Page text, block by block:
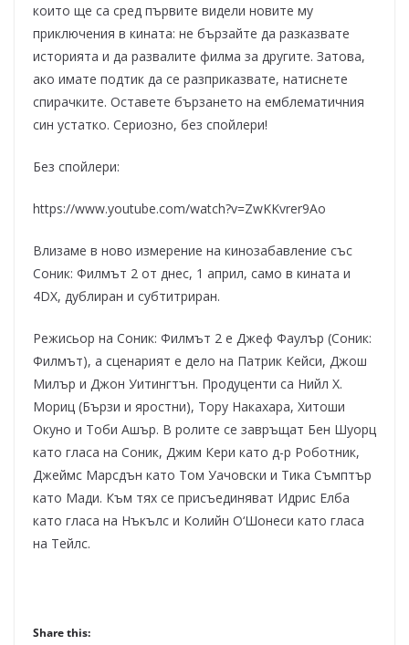
които ще са сред първите видели новите му
приключения в кината: не бързайте да разказвате
историята и да развалите филма за другите. Затова,
ако имате подтик да се разприказвате, натиснете
спирачките. Оставете бързането на емблематичния
син устатко. Сериозно, без спойлери!
Без спойлери:
https://www.youtube.com/watch?v=ZwKKvrer9Ao
Влизаме в ново измерение на кинозабавление със
Соник: Филмът 2 от днес, 1 април, само в кината и
4DX, дублиран и субтитриран.
Режисьор на Соник: Филмът 2 е Джеф Фаулър (Соник:
Филмът), а сценарият е дело на Патрик Кейси, Джош
Милър и Джон Уитингтън. Продуценти са Нийл Х.
Мориц (Бързи и яростни), Тору Накахара, Хитоши
Окуно и Тоби Ашър. В ролите се завръщат Бен Шуорц
като гласа на Соник, Джим Кери като д-р Роботник,
Джеймс Марсдън като Том Уачовски и Тика Съмптър
като Мади. Към тях се присъединяват Идрис Елба
като гласа на Нъкълс и Колийн О‘Шонеси като гласа
на Тейлс.
Share this: